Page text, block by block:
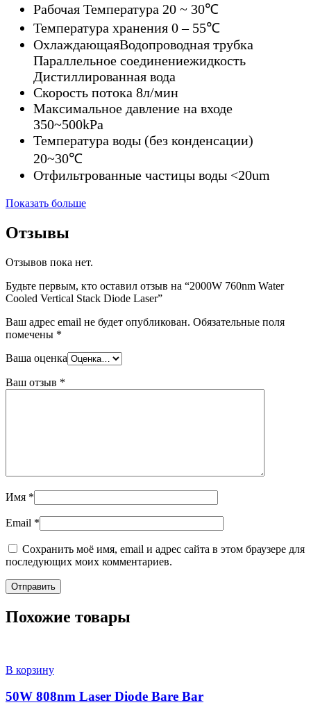
Рабочая Температура 20 ~ 30℃
Температура хранения 0 – 55℃
OхлаждающаяВодопроводная трубка
Параллельное соединениежидкость
Дистиллированная вода
Скорость потока 8л/мин
Максимальное давление на входе
350~500kPa
Температура воды (без конденсации)
20~30℃
Отфильтрованные частицы воды <20um
Показать больше
Отзывы
Отзывов пока нет.
Будьте первым, кто оставил отзыв на “2000W 760nm Water
Cooled Vertical Stack Diode Laser”
Ваш адрес email не будет опубликован. Обязательные поля
помечены *
Ваша оценка
Ваш отзыв *
Имя *
Email *
Сохранить моё имя, email и адрес сайта в этом браузере для
последующих моих комментариев.
Похожие товары
В корзину
50W 808nm Laser Diode Bare Bar